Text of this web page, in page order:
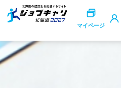
マイページ